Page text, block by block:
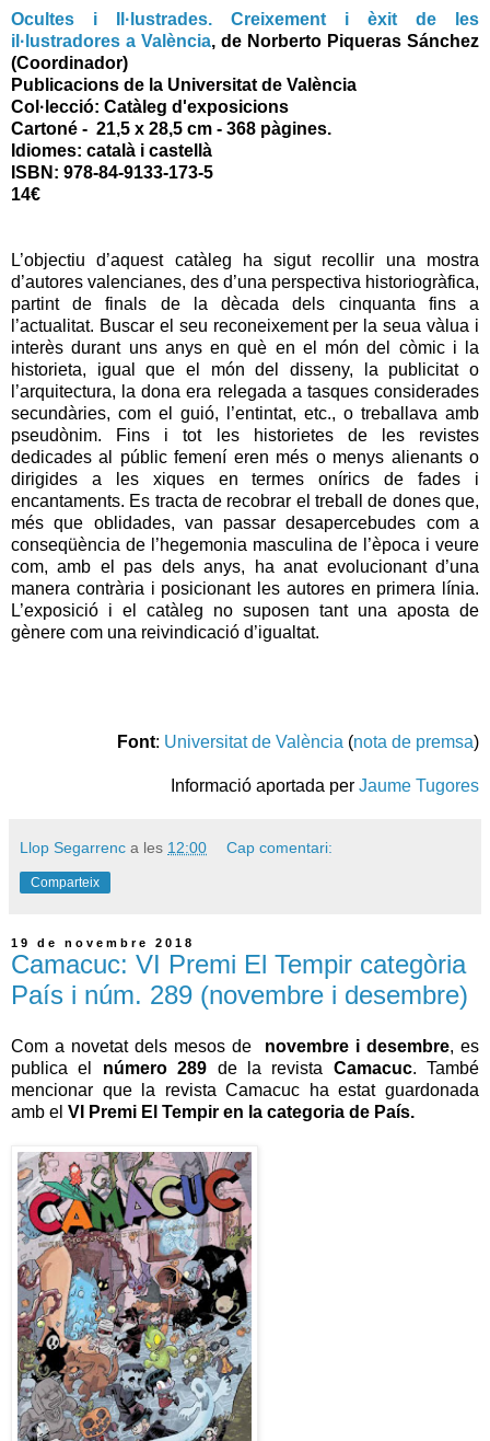
Ocultes i Il·lustrades. Creixement i èxit de les
il·lustradores a València, de Norberto Piqueras Sánchez
(Coordinador)
Publicacions de la Universitat de València
Col·lecció: Catàleg d'exposicions
Cartoné - 21,5 x 28,5 cm - 368 pàgines.
Idiomes: català i castellà
ISBN: 978-84-9133-173-5
14€
L’objectiu d’aquest catàleg ha sigut recollir una mostra
d’autores valencianes, des d’una perspectiva historiogràfica,
partint de finals de la dècada dels cinquanta fins a
l’actualitat. Buscar el seu reconeixement per la seua vàlua i
interès durant uns anys en què en el món del còmic i la
historieta, igual que el món del disseny, la publicitat o
l’arquitectura, la dona era relegada a tasques considerades
secundàries, com el guió, l’entintat, etc., o treballava amb
pseudònim. Fins i tot les historietes de les revistes
dedicades al públic femení eren més o menys alienants o
dirigides a les xiques en termes onírics de fades i
encantaments. Es tracta de recobrar el treball de dones que,
més que oblidades, van passar desapercebudes com a
conseqüència de l’hegemonia masculina de l’època i veure
com, amb el pas dels anys, ha anat evolucionant d’una
manera contrària i posicionant les autores en primera línia.
L’exposició i el catàleg no suposen tant una aposta de
gènere com una reivindicació d’igualtat.
Font: Universitat de València (nota de premsa)
Informació aportada per Jaume Tugores
Llop Segarrenc a les 12:00 Cap comentari:
Comparteix
19 de novembre 2018
Camacuc: VI Premi El Tempir categòria
País i núm. 289 (novembre i desembre)
Com a novetat dels mesos de novembre i desembre, es
publica el número 289 de la revista Camacuc. També
mencionar que la revista Camacuc ha estat guardonada
amb el VI Premi El Tempir en la categoria de País.